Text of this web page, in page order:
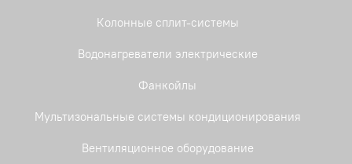
Колонные сплит-системы
Водонагреватели электрические
Фанкойлы
Мультизональные системы кондиционирования
Вентиляционное оборудование